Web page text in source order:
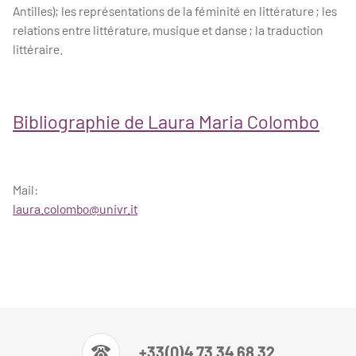
Antilles); les représentations de la féminité en littérature ; les
relations entre littérature, musique et danse ; la traduction
littéraire.
Bibliographie de Laura Maria Colombo
Mail:
laura.colombo@univr.it
+33(0)4 73 34 68 32